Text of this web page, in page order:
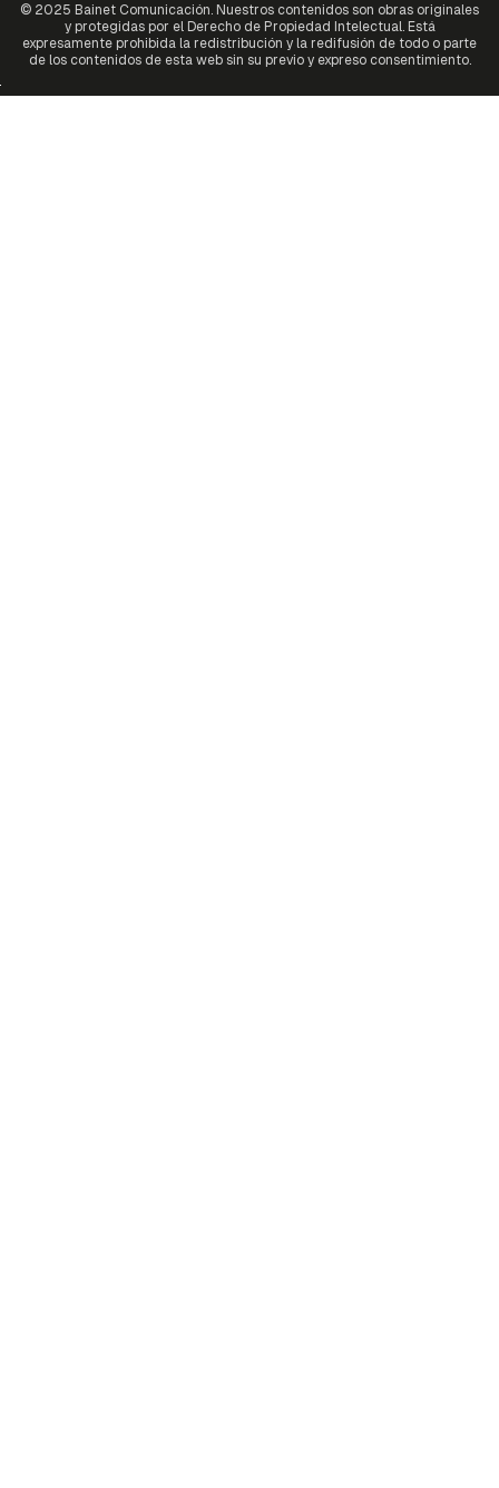
© 2025 Bainet Comunicación. Nuestros contenidos son obras originales
y protegidas por el Derecho de Propiedad Intelectual. Está
expresamente prohibida la redistribución y la redifusión de todo o parte
de los contenidos de esta web sin su previo y expreso consentimiento.